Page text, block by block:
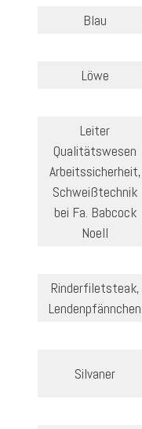
Blau
Löwe
Leiter
Qualitätswesen
Arbeitssicherheit,
Schweißtechnik
bei Fa. Babcock
Noell
Rinderfiletsteak,
Lendenpfännchen
Silvaner